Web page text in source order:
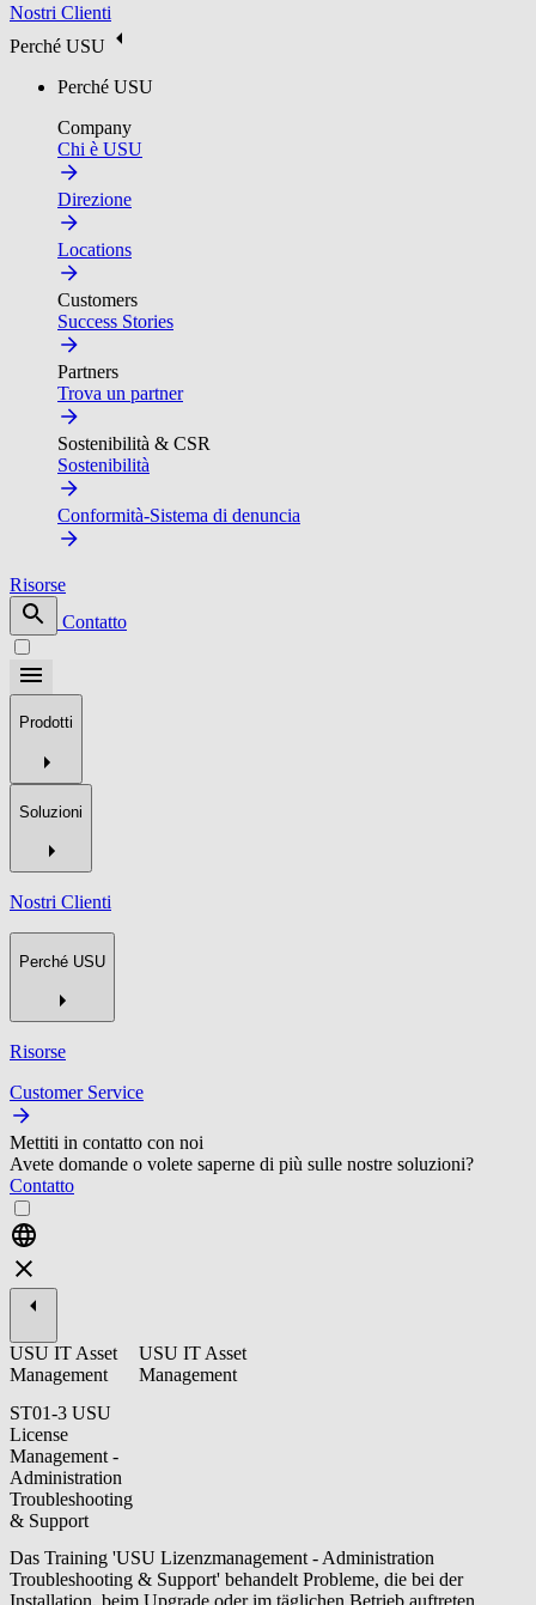
Nostri Clienti
Perché USU
Perché USU
Company
Chi è USU
Direzione
Locations
Customers
Success Stories
Partners
Trova un partner
Sostenibilità & CSR
Sostenibilità
Conformità-Sistema di denuncia
Risorse
Contatto
Prodotti
Soluzioni
Nostri Clienti
Perché USU
Risorse
Customer Service
Mettiti in contatto con noi
Avete domande o volete saperne di più sulle nostre soluzioni?
Contatto
USU IT Asset
Management
ST01-3 USU
License
Management -
Administration
Troubleshooting
& Support
USU IT Asset
Management
Das Training 'USU Lizenzmanagement - Administration
Troubleshooting & Support' behandelt Probleme, die bei der
Installation, beim Upgrade oder im täglichen Betrieb auftreten